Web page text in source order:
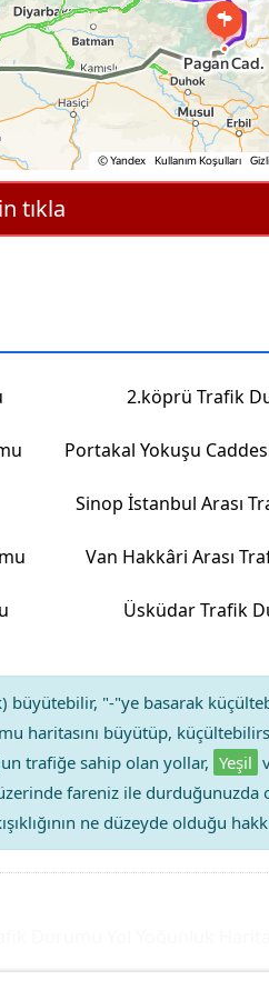
tıkla
2.köprü Trafik
Sinop İstanbul Arası
Van Hakkâri Arası
Üsküdar Trafik
büyütebilir, "-"ye basarak
haritasını büyütüp,
trafiğe sahip olan yollar, Yeşil
fareniz ile durduğunuzda
ne düzeyde olduğu